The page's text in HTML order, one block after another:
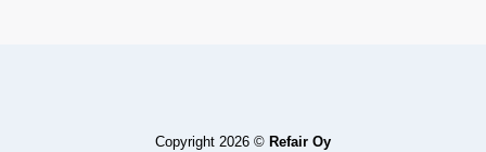
Copyright 2026 © Refair Oy